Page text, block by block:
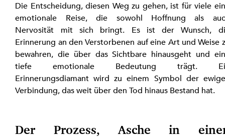
Die Entscheidung, diesen Weg zu gehen, ist für viele
emotionale Reise, die sowohl Hoffnung als
Nervosität mit sich bringt. Es ist der Wunsch,
Erinnerung an den Verstorbenen auf eine Art und Weise
bewahren, die über das Sichtbare hinausgeht und
tiefe emotionale Bedeutung trägt.
Erinnerungsdiamant wird zu einem Symbol der
Verbindung, das weit über den Tod hinaus Bestand hat.
Der Prozess, Asche in